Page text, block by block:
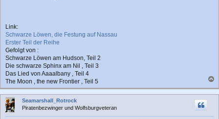
Link:
Schwarze Löwen, die Festung auf Nassau
Erster Teil der Reihe
Gefolgt von :
Schwarze Löwen am Hudson, Teil 2
Die schwarze Sphinx am Nil , Teil 3
Das Lied von Aaaalbany , Teil 4
The Moon , the new Frontier , Teil 5
a
c
Seamarshall_Rotrock
Piratenbezwinger und Wolfsburgveteran